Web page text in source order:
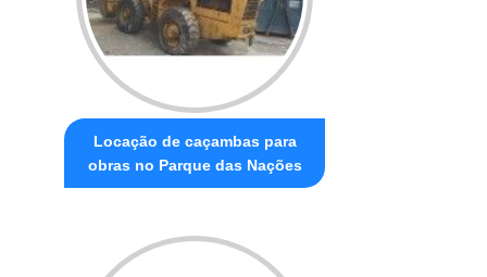
Locação de caçambas para
obras no Parque das Nações